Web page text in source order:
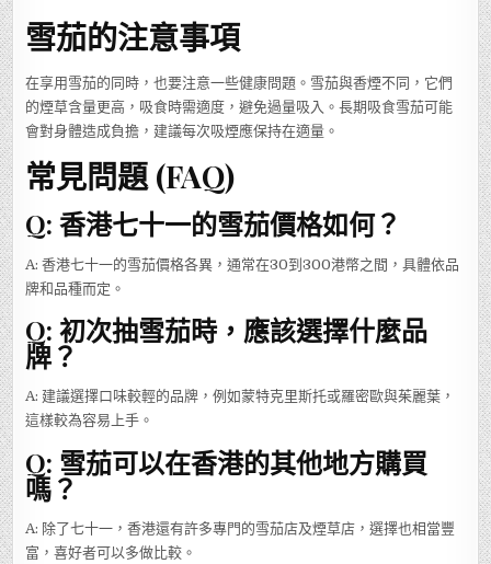
雪茄的注意事項
在享用雪茄的同時，也要注意一些健康問題。雪茄與香煙不同，它們
的煙草含量更高，吸食時需適度，避免過量吸入。長期吸食雪茄可能
會對身體造成負擔，建議每次吸煙應保持在適量。
常見問題 (FAQ)
Q: 香港七十一的雪茄價格如何？
A: 香港七十一的雪茄價格各異，通常在30到300港幣之間，具體依品
牌和品種而定。
Q: 初次抽雪茄時，應該選擇什麼品
牌？
A: 建議選擇口味較輕的品牌，例如蒙特克里斯托或羅密歐與茱麗葉，
這樣較為容易上手。
Q: 雪茄可以在香港的其他地方購買
嗎？
A: 除了七十一，香港還有許多專門的雪茄店及煙草店，選擇也相當豐
富，喜好者可以多做比較。